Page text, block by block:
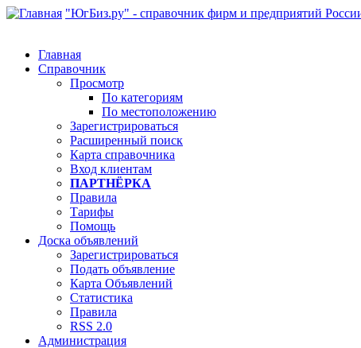
"ЮгБиз.ру" - справочник фирм и предприятий
Главная
Справочник
Просмотр
По категориям
По местоположению
Зарегистрироваться
Расширенный поиск
Карта справочника
Вход клиентам
ПАРТНЁРКА
Правила
Тарифы
Помощь
Доска объявлений
Зарегистрироваться
Подать объявление
Карта Объявлений
Статистика
Правила
RSS 2.0
Администрация